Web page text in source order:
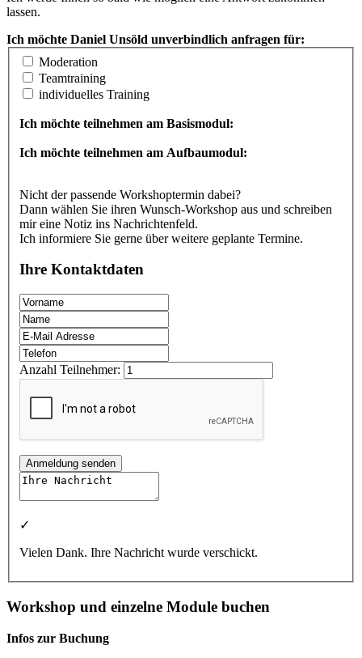
lassen.
Ich möchte Daniel Unsöld unverbindlich anfragen für:
Moderation
Teamtraining
individuelles Training
Ich möchte teilnehmen am Basismodul:
Ich möchte teilnehmen am Aufbaumodul:
Nicht der passende Workshoptermin dabei?
Dann wählen Sie ihren Wunsch-Workshop aus und schreiben
mir eine Notiz ins Nachrichtenfeld.
Ich informiere Sie gerne über weitere geplante Termine.
Ihre Kontaktdaten
Anzahl Teilnehmer:
Anmeldung senden
✓
Vielen Dank. Ihre Nachricht wurde verschickt.
Workshop und einzelne Module buchen
Infos zur Buchung